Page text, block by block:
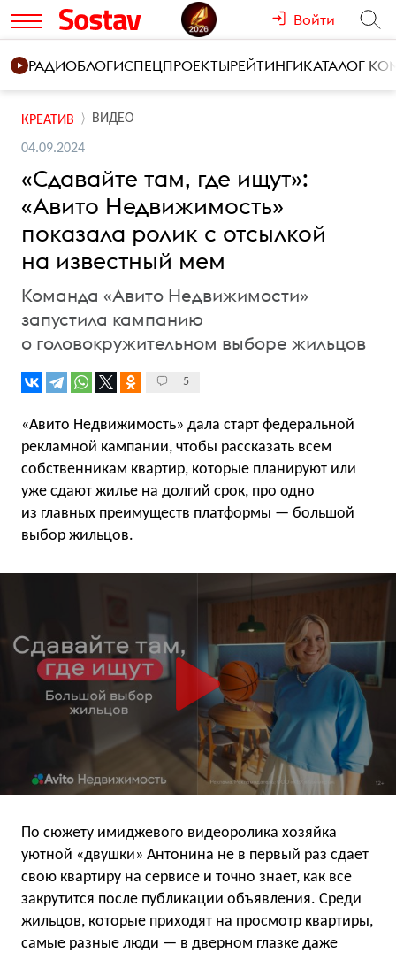
Войти
РАДИОБЛОГИСПЕЦПРОЕКТЫРЕЙТИНГИКАТАЛОГ
КРЕАТИВ ВИДЕО
04.09.2024
«Сдавайте там, где ищут»:
«Авито Недвижимость»
показала ролик с отсылкой
на известный мем
Команда «Авито Недвижимости»
запустила кампанию
о головокружительном выборе жильцов
5
«Авито Недвижимость» дала старт федеральной
рекламной кампании, чтобы рассказать всем
собственникам квартир, которые планируют или
уже сдают жилье на долгий срок, про одно
из главных преимуществ платформы — большой
выбор жильцов.
По сюжету имиджевого видеоролика хозяйка
уютной «двушки» Антонина не в первый раз сдает
свою квартиру на сервисе и точно знает, как все
закрутится после публикации объявления. Среди
жильцов, которые приходят на просмотр квартиры,
самые разные люди — в дверном глазке даже